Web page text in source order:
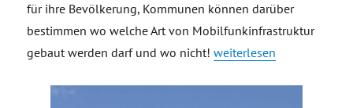
für ihre Bevölkerung, Kommunen können darüber
bestimmen wo welche Art von Mobilfunkinfrastruktur
gebaut werden darf und wo nicht!„Mobilfunkkonzept –
weiterlesen